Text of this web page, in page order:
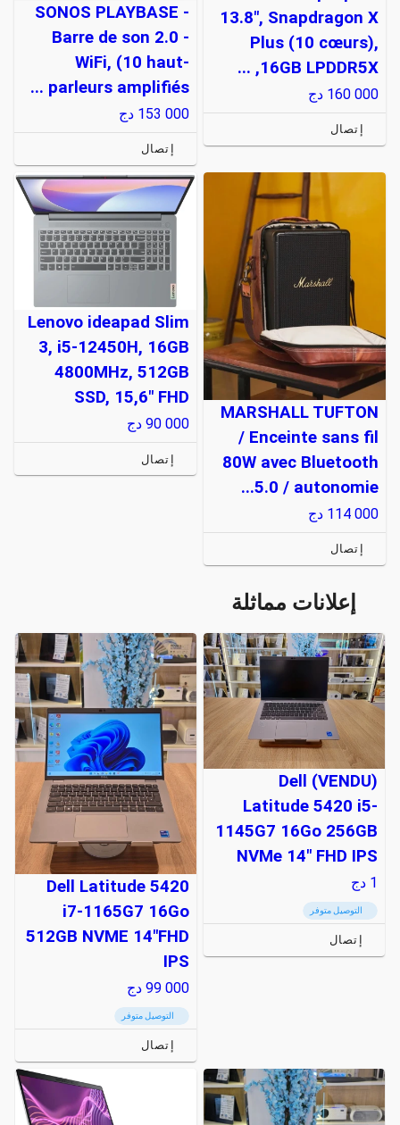
13.8", Snapdragon X
Plus (10 cœurs),
16GB LPDDR5X, ...
160 000 دج
إتصال
SONOS PLAYBASE -
Barre de son 2.0 -
WiFi, (10 haut-
parleurs amplifiés ...
153 000 دج
إتصال
MARSHALL TUFTON
/ Enceinte sans fil
80W avec Bluetooth
5.0 / autonomie...
114 000 دج
إتصال
Lenovo ideapad Slim
3, i5-12450H, 16GB
4800MHz, 512GB
SSD, 15,6" FHD
90 000 دج
إتصال
إعلانات مماثلة
(VENDU) Dell
Latitude 5420 i5-
1145G7 16Go 256GB
NVMe 14" FHD IPS
1 دج
التوصيل متوفر
إتصال
Dell Latitude 5420
i7-1165G7 16Go
512GB NVME 14"FHD
IPS
99 000 دج
التوصيل متوفر
إتصال